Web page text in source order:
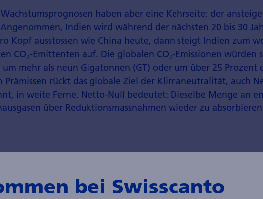
Wachstumsprognosen haben aber eine Kehrseite: der
Angenommen, Indien wird während der nächsten 20 bis 30
Kopf ausstossen wie China heute, dann steigt Indien zum
CO2-Emittenten auf. Die globalen CO2-Emissionen würden
um mehr als neun Gigatonnen (GT) oder um über 25 Prozent
Prämissen rückt das globale Ziel der Klimaneutralität, auch
in weite Ferne. Netto-Null bedeutet: Dieselbe Menge an
über Redukti­onsmassnahmen wieder zu
bei Swisscanto